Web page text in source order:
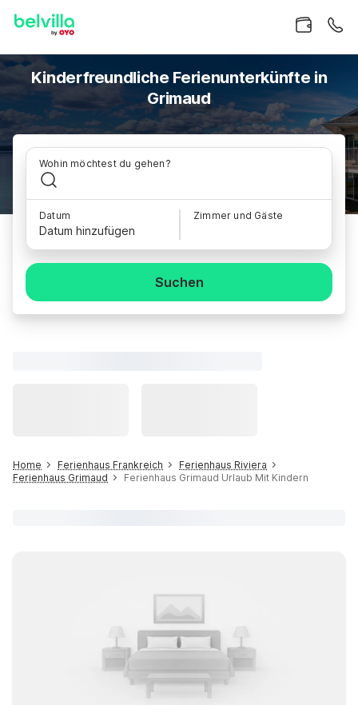
Kinderfreundliche Ferienunterkünfte in
Grimaud
Wohin möchtest du gehen?
Datum
Datum hinzufügen
Zimmer und Gäste
Suchen
Home Ferienhaus Frankreich
Ferienhaus Riviera
Ferienhaus Grimaud
Ferienhaus Grimaud Urlaub Mit Kindern